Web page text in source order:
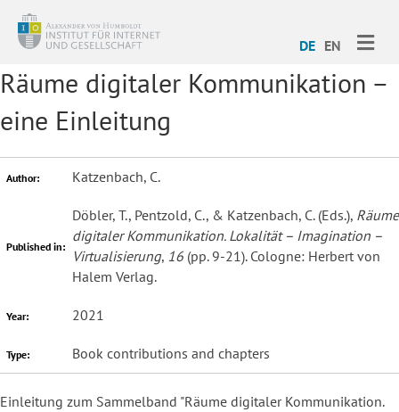
DE EN
Räume digitaler Kommunikation –
eine Einleitung
Author: Katzenbach, C.
Published in:
Döbler, T., Pentzold, C., & Katzenbach, C. (Eds.), Räume
digitaler Kommunikation. Lokalität – Imagination –
Virtualisierung, 16(pp. 9-21). Cologne: Herbert von
Halem Verlag.
Year: 2021
Type: Book contributions and chapters
Einleitung zum Sammelband "Räume digitaler Kommunikation.